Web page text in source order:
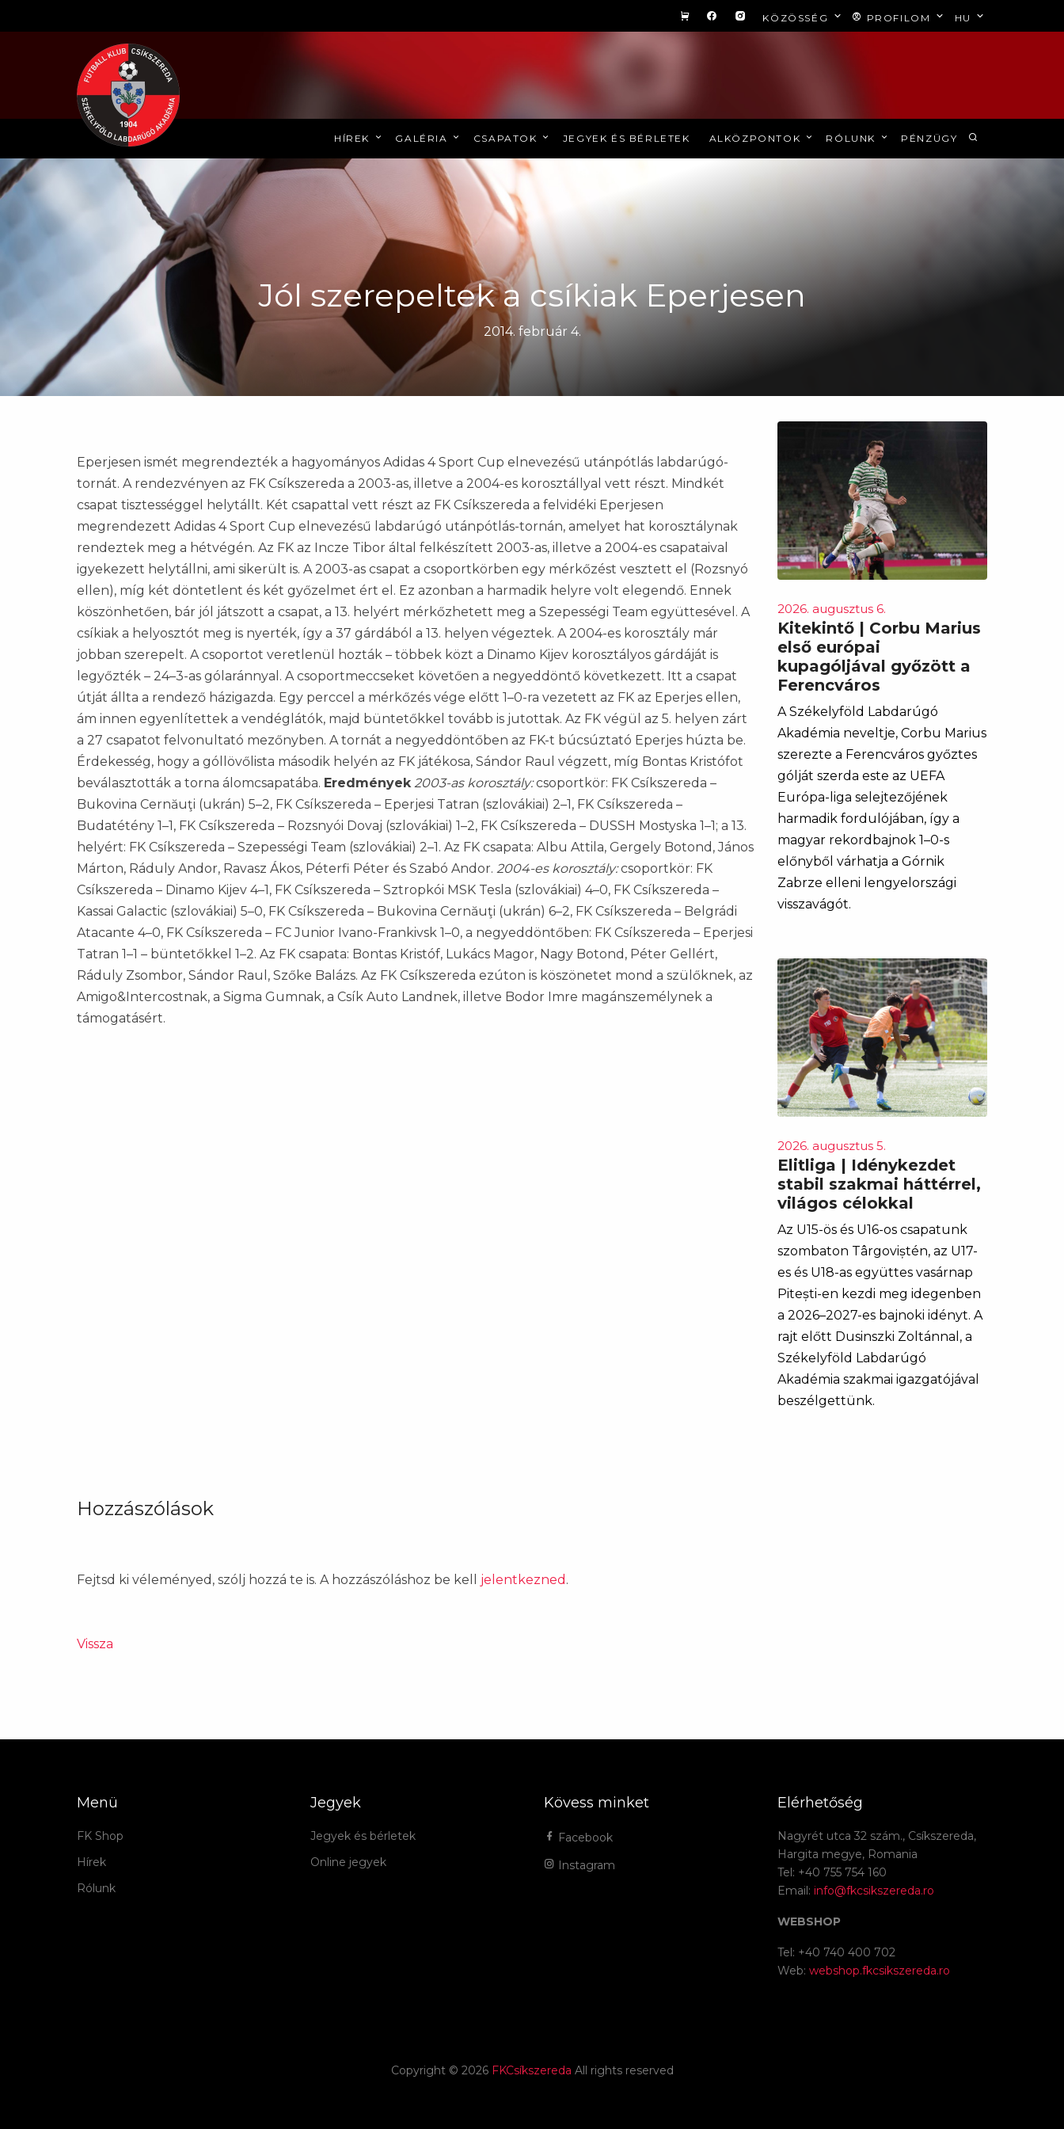
KÖZÖSSÉG PROFILOM HU
HÍREK GALÉRIA CSAPATOK JEGYEK ÉS BÉRLETEK ALKÖZPONTOK RÓLUNK PÉNZÜGY
Jól szerepeltek a csíkiak Eperjesen
2014. február 4.
Eperjesen ismét megrendezték a hagyományos Adidas 4 Sport Cup elnevezésű utánpótlás labdarúgó-
tornát. A rendezvényen az FK Csíkszereda a 2003-as, illetve a 2004-es korosztállyal vett részt. Mindkét
csapat tisztességgel helytállt. Két csapattal vett részt az FK Csíkszereda a felvidéki Eperjesen
megrendezett Adidas 4 Sport Cup elnevezésű labdarúgó utánpótlás-tornán, amelyet hat korosztálynak
rendeztek meg a hétvégén. Az FK az Incze Tibor által felkészített 2003-as, illetve a 2004-es csapataival
igyekezett helytállni, ami sikerült is. A 2003-as csapat a csoportkörben egy mérkőzést vesztett el (Rozsnyó
ellen), míg két döntetlent és két győzelmet ért el. Ez azonban a harmadik helyre volt elegendő. Ennek
köszönhetően, bár jól játszott a csapat, a 13. helyért mérkőzhetett meg a Szepességi Team együttesével. A
csíkiak a helyosztót meg is nyerték, így a 37 gárdából a 13. helyen végeztek. A 2004-es korosztály már
jobban szerepelt. A csoportot veretlenül hozták – többek közt a Dinamo Kijev korosztályos gárdáját is
legyőzték – 24–3-as gólaránnyal. A csoportmeccseket követően a negyeddöntő következett. Itt a csapat
útját állta a rendező házigazda. Egy perccel a mérkőzés vége előtt 1–0-ra vezetett az FK az Eperjes ellen,
ám innen egyenlítettek a vendéglátók, majd büntetőkkel tovább is jutottak. Az FK végül az 5. helyen zárt
a 27 csapatot felvonultató mezőnyben. A tornát a negyeddöntőben az FK-t búcsúztató Eperjes húzta be.
Érdekesség, hogy a góllövőlista második helyén az FK játékosa, Sándor Raul végzett, míg Bontas Kristófot
beválasztották a torna álomcsapatába. Eredmények 2003-as korosztály:csoportkör: FK Csíkszereda –
Bukovina Cernăuţi (ukrán) 5–2, FK Csíkszereda – Eperjesi Tatran (szlovákiai) 2–1, FK Csíkszereda –
Budatétény 1–1, FK Csíkszereda – Rozsnyói Dovaj (szlovákiai) 1–2, FK Csíkszereda – DUSSH Mostyska 1–1; a 13.
helyért: FK Csíkszereda – Szepességi Team (szlovákiai) 2–1. Az FK csapata: Albu Attila, Gergely Botond, János
Márton, Ráduly Andor, Ravasz Ákos, Péterfi Péter és Szabó Andor. 2004-es korosztály:csoportkör: FK
Csíkszereda – Dinamo Kijev 4–1, FK Csíkszereda – Sztropkói MSK Tesla (szlovákiai) 4–0, FK Csíkszereda –
Kassai Galactic (szlovákiai) 5–0, FK Csíkszereda – Bukovina Cernăuţi (ukrán) 6–2, FK Csíkszereda – Belgrádi
Atacante 4–0, FK Csíkszereda – FC Junior Ivano-Frankivsk 1–0, a negyeddöntőben: FK Csíkszereda – Eperjesi
Tatran 1–1 – büntetőkkel 1–2. Az FK csapata: Bontas Kristóf, Lukács Magor, Nagy Botond, Péter Gellért,
Ráduly Zsombor, Sándor Raul, Szőke Balázs. Az FK Csíkszereda ezúton is köszönetet mond a szülőknek, az
Amigo&Intercostnak, a Sigma Gumnak, a Csík Auto Landnek, illetve Bodor Imre magánszemélynek a
támogatásért.
2026. augusztus 6.
Kitekintő | Corbu Marius
első európai
kupagóljával győzött a
Ferencváros
A Székelyföld Labdarúgó
Akadémia neveltje, Corbu Marius
szerezte a Ferencváros győztes
gólját szerda este az UEFA
Európa-liga selejtezőjének
harmadik fordulójában, így a
magyar rekordbajnok 1–0-s
előnyből várhatja a Górnik
Zabrze elleni lengyelországi
visszavágót.
2026. augusztus 5.
Elitliga | Idénykezdet
stabil szakmai háttérrel,
világos célokkal
Az U15-ös és U16-os csapatunk
szombaton Târgoviștén, az U17-
es és U18-as együttes vasárnap
Pitești-en kezdi meg idegenben
a 2026–2027-es bajnoki idényt. A
rajt előtt Dusinszki Zoltánnal, a
Székelyföld Labdarúgó
Akadémia szakmai igazgatójával
beszélgettünk.
Hozzászólások
Fejtsd ki véleményed, szólj hozzá te is. A hozzászóláshoz be kell jelentkezned .
Vissza
Menü
FK Shop
Hírek
Rólunk
Jegyek
Jegyek és bérletek
Online jegyek
Kövess minket
Facebook
Instagram
Elérhetőség
Nagyrét utca 32 szám., Csíkszereda,
Hargita megye, Romania
Tel: +40 755 754 160
Email: info@fkcsikszereda.ro
WEBSHOP
Tel: +40 740 400 702
Web: webshop.fkcsikszereda.ro
Copyright © 2026 FKCsíkszereda All rights reserved